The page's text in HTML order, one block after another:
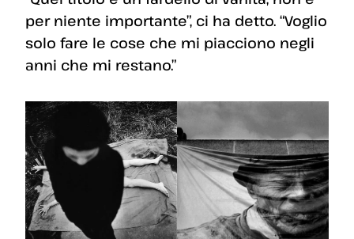
per niente importante”, ci ha detto. “Voglio
solo fare le cose che mi piacciono negli
anni che mi restano.”